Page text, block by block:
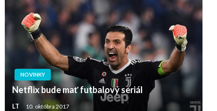
NOVINKY
Netflix bude mať futbalový seriál
LT 10. októbra 2017